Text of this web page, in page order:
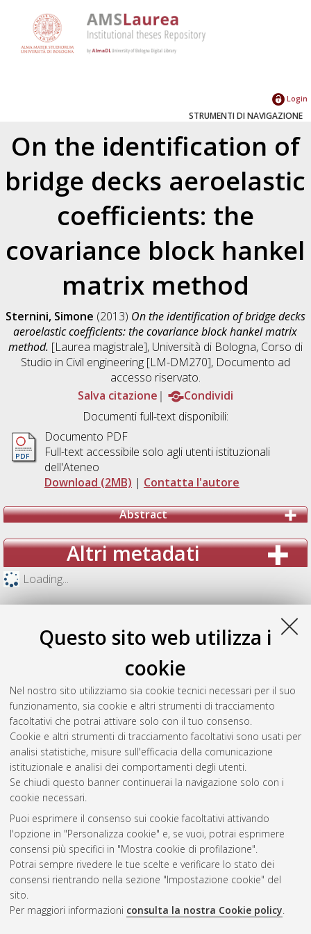
Questo sito web utilizza i
cookie
Nel nostro sito utilizziamo sia cookie tecnici necessari per il suo
funzionamento, sia cookie e altri strumenti di tracciamento
facoltativi che potrai attivare solo con il tuo consenso.
Cookie e altri strumenti di tracciamento facoltativi sono usati per
analisi statistiche, misure sull'efficacia della comunicazione
istituzionale e analisi dei comportamenti degli utenti.
Se chiudi questo banner continuerai la navigazione solo con i
cookie necessari.
Puoi esprimere il consenso sui cookie facoltativi attivando
l'opzione in "Personalizza cookie" e, se vuoi, potrai esprimere
consensi più specifici in "Mostra cookie di profilazione".
Potrai sempre rivedere le tue scelte e verificare lo stato dei
consensi rientrando nella sezione "Impostazione cookie" del
sito.
Per maggiori informazioni consulta la nostra Cookie policy.
Login
STRUMENTI DI NAVIGAZIONE
On the identification of
bridge decks aeroelastic
coefficients: the
covariance block hankel
matrix method
Sternini, Simone (2013) On the identification of bridge decks
aeroelastic coefficients: the covariance block hankel matrix
method. [Laurea magistrale], Università di Bologna, Corso di
Studio in Civil engineering [LM-DM270], Documento ad
accesso riservato.
Salva citazione
Condividi
Documenti full-text disponibili:
Documento PDF
Full-text accessibile solo agli utenti istituzionali
dell'Ateneo
Download (2MB) | Contatta l'autore
Abstract
Altri metadati
Loading...
Gestione del documento:
Atom
Rss 1.0
Rss 2.0
AMS Laurea